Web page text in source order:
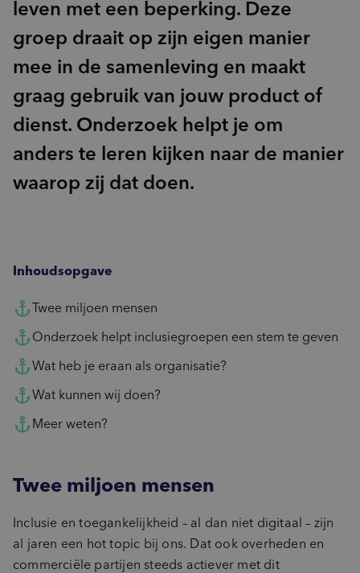
leven met een beperking. Deze
groep draait op zijn eigen manier
mee in de samenleving en maakt
graag gebruik van jouw product of
dienst. Onderzoek helpt je om
anders te leren kijken naar de manier
waarop zij dat doen.
Inhoudsopgave
Twee miljoen mensen
Onderzoek helpt inclusiegroepen een stem te geven
Wat heb je eraan als organisatie?
Wat kunnen wij doen?
Meer weten?
Twee miljoen mensen
Inclusie en toegankelijkheid – al dan niet digitaal – zijn
al jaren een hot topic bij ons. Dat ook overheden en
commerciële partijen steeds actiever met dit